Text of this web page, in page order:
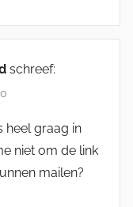
schreef:
heel graag in
niet om de link
mailen?